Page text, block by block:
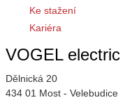
Ke stažení
Kariéra
VOGEL electric
Dělnická 20
434 01 Most - Velebudice